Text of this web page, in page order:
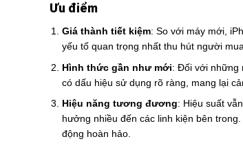
Ưu điểm
Giá thành tiết kiệm: So với máy mới,
yếu tố quan trọng nhất thu hút người
Hình thức gần như mới: Đối với những
có dấu hiệu sử dụng rõ ràng, mang lại
Hiệu năng tương đương: Hiệu suất
hưởng nhiều đến các linh kiện bên
động hoàn hảo.